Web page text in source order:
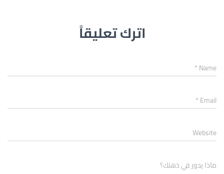
اترك تعليقاً
Name
*
Email
*
Website
ماذا يدور في ذهنك؟